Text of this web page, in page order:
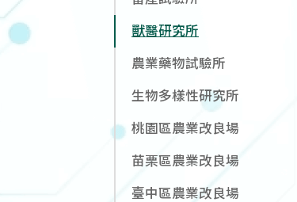
獸醫研究所
農業藥物試驗所
生物多樣性研究所
桃園區農業改良場
苗栗區農業改良場
臺中區農業改良場